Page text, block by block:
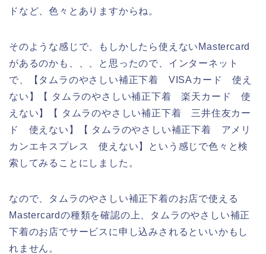
ドなど、色々とありますからね。
そのような感じで、もしかしたら使えないMastercard
があるのかも、、、と思ったので、インターネット
で、【タムラのやさしい補正下着 VISAカード 使え
ない】【 タムラのやさしい補正下着 楽天カード 使
えない】【 タムラのやさしい補正下着 三井住友カー
ド 使えない】【 タムラのやさしい補正下着 アメリ
カンエキスプレス 使えない】という感じで色々と検
索してみることにしました。
なので、タムラのやさしい補正下着のお店で使える
Mastercardの種類を確認の上、タムラのやさしい補正
下着のお店でサービスに申し込みされるといいかもし
れません。